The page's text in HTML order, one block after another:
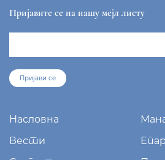
Пријавите се на нашу мејл листу
Пријави се
Насловна
Вести